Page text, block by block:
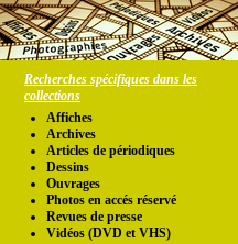
Recherches spécifiques dans les
collections
Affiches
Archives
Articles de périodiques
Dessins
Ouvrages
Photos en accés réservé
Revues de presse
Vidéos (DVD et VHS)